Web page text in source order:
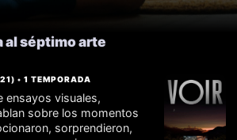
al séptimo arte
) •1 TEMPORADA
ensayos visuales,
sobre los momentos
sorprendieron,